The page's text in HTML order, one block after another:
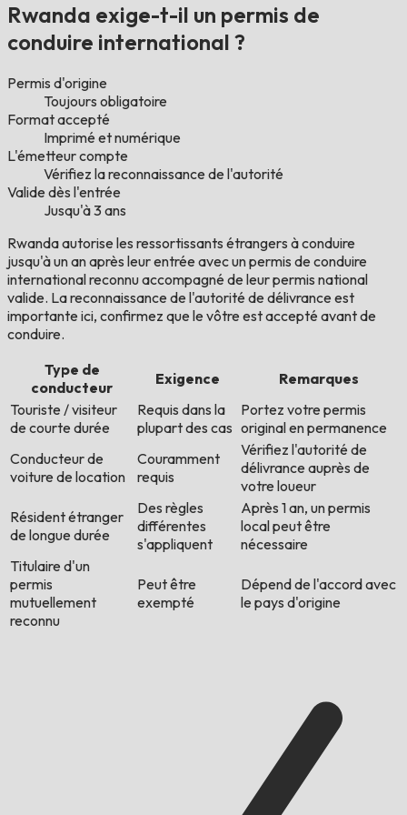
Rwanda exige-t-il un permis de
conduire international ?
Permis d'origine
Toujours obligatoire
Format accepté
Imprimé et numérique
L'émetteur compte
Vérifiez la reconnaissance de l'autorité
Valide dès l'entrée
Jusqu'à 3 ans
Rwanda autorise les ressortissants étrangers à conduire
jusqu'à un an après leur entrée avec un permis de conduire
international reconnu accompagné de leur permis national
valide. La reconnaissance de l'autorité de délivrance est
importante ici, confirmez que le vôtre est accepté avant de
conduire.
Type de
conducteur
Exigence
Remarques
Touriste / visiteur
de courte durée
Requis dans la
plupart des cas
Portez votre permis
original en permanence
Conducteur de
voiture de location
Couramment
requis
Vérifiez l'autorité de
délivrance auprès de
votre loueur
Résident étranger
de longue durée
Des règles
différentes
s'appliquent
Après 1 an, un permis
local peut être
nécessaire
Titulaire d'un
permis
mutuellement
reconnu
Peut être
exempté
Dépend de l'accord avec
le pays d'origine